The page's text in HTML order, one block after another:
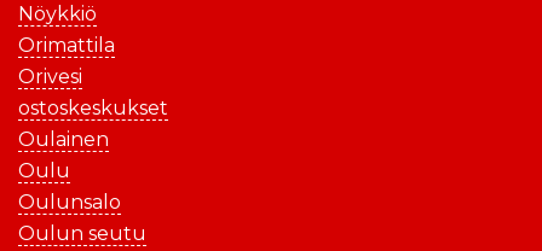
Nöykkiö
Orimattila
Orivesi
ostoskeskukset
Oulainen
Oulu
Oulunsalo
Oulun seutu